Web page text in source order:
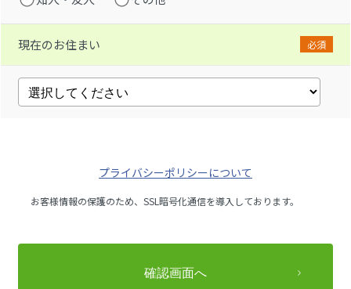
現在のお住まい 必須
プライバシーポリシーについて
お客様情報の保護のため、SSL暗号化通信を導入しております。